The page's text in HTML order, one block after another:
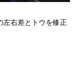
左右差とトウを修正